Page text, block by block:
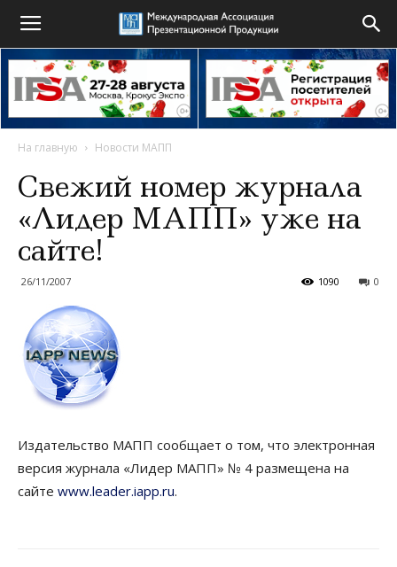
На главную Новости МАПП
Свежий номер журнала
«Лидер МАПП» уже на
сайте!
26/11/2007 0
1090
Издательство МАПП сообщает о том, что электронная
версия журнала «Лидер МАПП» № 4 размещена на
сайте www.leader.iapp.ru.